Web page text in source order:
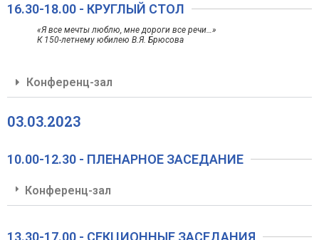
16.30-18.00 - КРУГЛЫЙ СТОЛ
«Я все мечты люблю, мне дороги все речи…»
К 150-летнему юбилею В.Я. Брюсова
Конференц-зал
03.03.2023
10.00-12.30 - ПЛЕНАРНОЕ ЗАСЕДАНИЕ
Конференц-зал
13.30-17.00 - СЕКЦИОННЫЕ ЗАСЕДАНИЯ